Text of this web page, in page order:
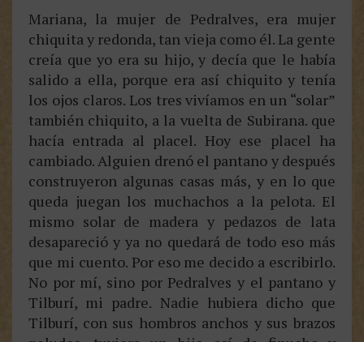
Mariana, la mujer de Pedralves, era mujer
chiquita y redonda, tan vieja como él. La gente
creía que yo era su hijo, y decía que le había
salido a ella, porque era así chiquito y tenía
los ojos claros. Los tres vivíamos en un “solar”
también chiquito, a la vuelta de Subirana. que
hacía entrada al placel. Hoy ese placel ha
cambiado. Alguien drenó el pantano y después
construyeron algunas casas más, y en lo que
queda juegan los muchachos a la pelota. El
mismo solar de madera y pedazos de lata
desapareció y ya no quedará de todo eso más
que mi cuento. Por eso me decido a escribirlo.
No por mí, sino por Pedralves y el pantano y
Tilburí, mi padre. Nadie hubiera dicho que
Tilburí, con sus hombros anchos y sus brazos